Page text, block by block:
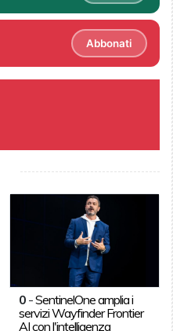
Abbonati
0 -SentinelOne amplia i
servizi Wayfinder Frontier
AI con l'intelligenza